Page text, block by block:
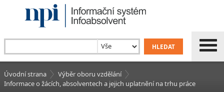
Úvodní strana
Výběr oboru vzdělání
Informace o žácích, absolventech a jejich uplatnění na trhu práce